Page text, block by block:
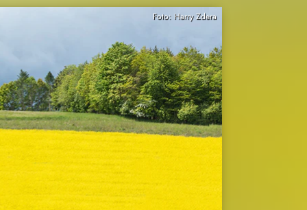
Foto: Harry Zdera